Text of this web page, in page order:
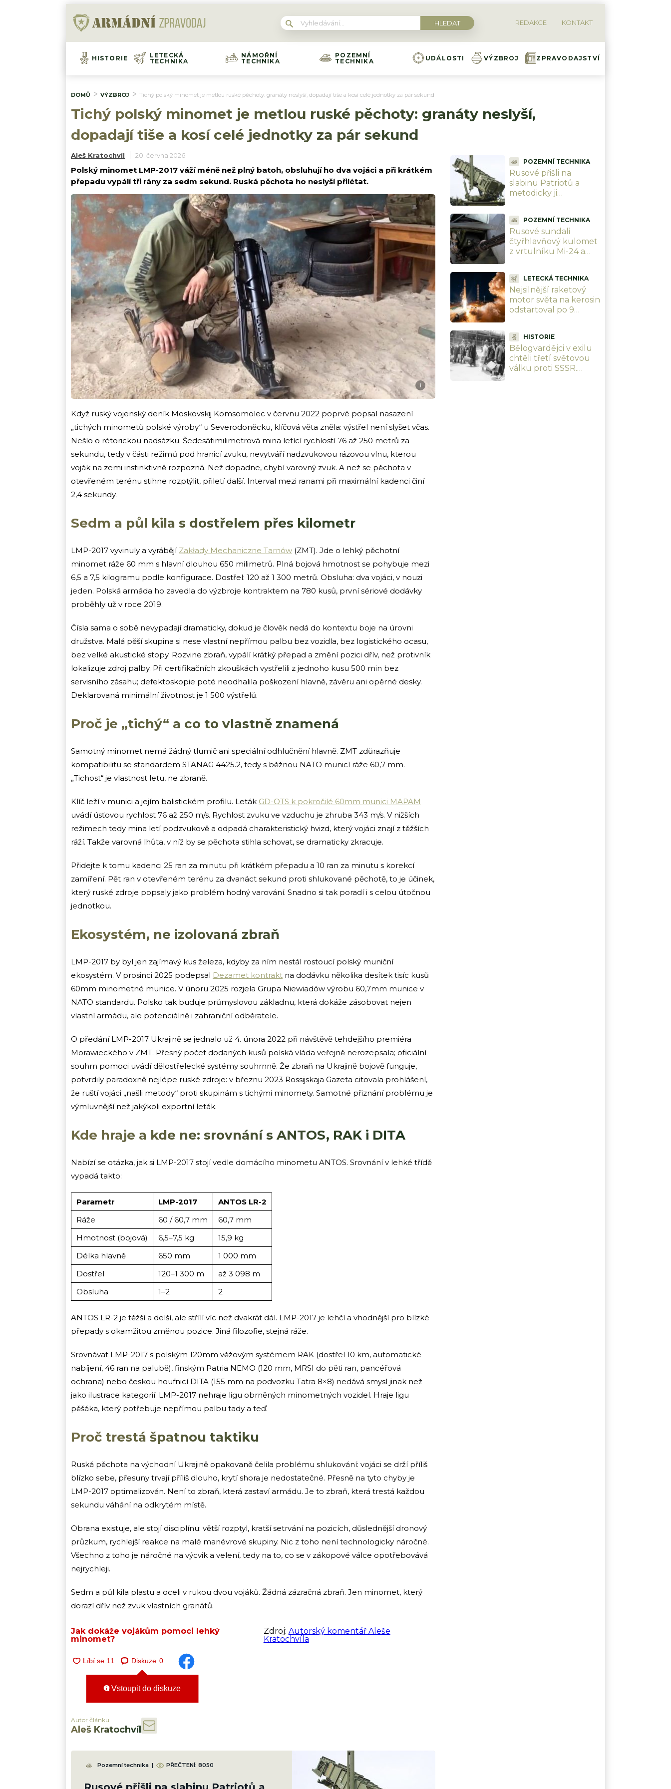
REDAKCE KONTAKT
HISTORIE
LETECKÁ
TECHNIKA
NÁMOŘNÍ
TECHNIKA
POZEMNÍ
TECHNIKA
UDÁLOSTI VÝZBROJ ZPRAVODAJSTVÍ
DOMŮ VÝZBROJ Tichý polský minomet je metlou ruské pěchoty: granáty neslyší, dopadají tiše a kosí celé jednotky za pár sekund
Tichý polský minomet je metlou ruské pěchoty: granáty neslyší,
dopadají tiše a kosí celé jednotky za pár sekund
Aleš Kratochvíl 20. června 2026
Polský minomet LMP-2017 váží méně než plný batoh, obsluhují ho dva vojáci a při krátkém
přepadu vypálí tři rány za sedm sekund. Ruská pěchota ho neslyší přilétat.
i
Když ruský vojenský deník Moskovskij Komsomolec v červnu 2022 poprvé popsal nasazení
„tichých minometů polské výroby“ u Severodoněcku, klíčová věta zněla: výstřel není slyšet včas.
Nešlo o rétorickou nadsázku. Šedesátimilimetrová mina letící rychlostí 76 až 250 metrů za
sekundu, tedy v části režimů pod hranicí zvuku, nevytváří nadzvukovou rázovou vlnu, kterou
voják na zemi instinktivně rozpozná. Než dopadne, chybí varovný zvuk. A než se pěchota v
otevřeném terénu stihne rozptýlit, přiletí další. Interval mezi ranami při maximální kadenci činí
2,4 sekundy.
Sedm a půl kila s dostřelem přes kilometr
LMP-2017 vyvinuly a vyrábějí Zakłady Mechaniczne Tarnów (ZMT). Jde o lehký pěchotní
minomet ráže 60 mm s hlavní dlouhou 650 milimetrů. Plná bojová hmotnost se pohybuje mezi
6,5 a 7,5 kilogramu podle konfigurace. Dostřel: 120 až 1 300 metrů. Obsluha: dva vojáci, v nouzi
jeden. Polská armáda ho zavedla do výzbroje kontraktem na 780 kusů, první sériové dodávky
proběhly už v roce 2019.
Čísla sama o sobě nevypadají dramaticky, dokud je člověk nedá do kontextu boje na úrovni
družstva. Malá pěší skupina si nese vlastní nepřímou palbu bez vozidla, bez logistického ocasu,
bez velké akustické stopy. Rozvine zbraň, vypálí krátký přepad a změní pozici dřív, než protivník
lokalizuje zdroj palby. Při certifikačních zkouškách vystřelili z jednoho kusu 500 min bez
servisního zásahu; defektoskopie poté neodhalila poškození hlavně, závěru ani opěrné desky.
Deklarovaná minimální životnost je 1 500 výstřelů.
Proč je „tichý“ a co to vlastně znamená
Samotný minomet nemá žádný tlumič ani speciální odhlučnění hlavně. ZMT zdůrazňuje
kompatibilitu se standardem STANAG 4425.2, tedy s běžnou NATO municí ráže 60,7 mm.
„Tichost“ je vlastnost letu, ne zbraně.
Klíč leží v munici a jejím balistickém profilu. Leták GD-OTS k pokročilé 60mm munici MAPAM
uvádí úsťovou rychlost 76 až 250 m/s. Rychlost zvuku ve vzduchu je zhruba 343 m/s. V nižších
režimech tedy mina letí podzvukově a odpadá charakteristický hvizd, který vojáci znají z těžších
ráží. Takže varovná lhůta, v níž by se pěchota stihla schovat, se dramaticky zkracuje.
Přidejte k tomu kadenci 25 ran za minutu při krátkém přepadu a 10 ran za minutu s korekcí
zamíření. Pět ran v otevřeném terénu za dvanáct sekund proti shlukované pěchotě, to je účinek,
který ruské zdroje popsaly jako problém hodný varování. Snadno si tak poradí i s celou útočnou
jednotkou.
Ekosystém, ne izolovaná zbraň
LMP-2017 by byl jen zajímavý kus železa, kdyby za ním nestál rostoucí polský muniční
ekosystém. V prosinci 2025 podepsal Dezamet kontrakt na dodávku několika desítek tisíc kusů
60mm minometné munice. V únoru 2025 rozjela Grupa Niewiadów výrobu 60,7mm munice v
NATO standardu. Polsko tak buduje průmyslovou základnu, která dokáže zásobovat nejen
vlastní armádu, ale potenciálně i zahraniční odběratele.
O předání LMP-2017 Ukrajině se jednalo už 4. února 2022 při návštěvě tehdejšího premiéra
Morawieckého v ZMT. Přesný počet dodaných kusů polská vláda veřejně nerozepsala; oficiální
souhrn pomoci uvádí dělostřelecké systémy souhrnně. Že zbraň na Ukrajině bojově funguje,
potvrdily paradoxně nejlépe ruské zdroje: v březnu 2023 Rossijskaja Gazeta citovala prohlášení,
že ruští vojáci „našli metody“ proti skupinám s tichými minomety. Samotné přiznání problému je
výmluvnější než jakýkoli exportní leták.
Kde hraje a kde ne: srovnání s ANTOS, RAK i DITA
Nabízí se otázka, jak si LMP-2017 stojí vedle domácího minometu ANTOS. Srovnání v lehké třídě
vypadá takto:
Parametr LMP-2017
ANTOS LR-2
Ráže
60 / 60,7 mm
60,7 mm
Hmotnost (bojová)
6,5–7,5 kg
15,9 kg
Délka hlavně
650 mm
1 000 mm
Dostřel
120–1 300 m
až 3 098 m
Obsluha
1–2 2
ANTOS LR-2 je těžší a delší, ale střílí víc než dvakrát dál. LMP-2017 je lehčí a vhodnější pro blízké
přepady s okamžitou změnou pozice. Jiná filozofie, stejná ráže.
Srovnávat LMP-2017 s polským 120mm věžovým systémem RAK (dostřel 10 km, automatické
nabíjení, 46 ran na palubě), finským Patria NEMO (120 mm, MRSI do pěti ran, pancéřová
ochrana) nebo českou houfnicí DITA (155 mm na podvozku Tatra 8×8) nedává smysl jinak než
jako ilustrace kategorií. LMP-2017 nehraje ligu obrněných minometných vozidel. Hraje ligu
pěšáka, který potřebuje nepřímou palbu tady a teď.
Proč trestá špatnou taktiku
Ruská pěchota na východní Ukrajině opakovaně čelila problému shlukování: vojáci se drží příliš
blízko sebe, přesuny trvají příliš dlouho, krytí shora je nedostatečné. Přesně na tyto chyby je
LMP-2017 optimalizován. Není to zbraň, která zastaví armádu. Je to zbraň, která trestá každou
sekundu váhání na odkrytém místě.
Obrana existuje, ale stojí disciplínu: větší rozptyl, kratší setrvání na pozicích, důslednější dronový
průzkum, rychlejší reakce na malé manévrové skupiny. Nic z toho není technologicky náročné.
Všechno z toho je náročné na výcvik a velení, tedy na to, co se v zákopové válce opotřebovává
nejrychleji.
Sedm a půl kila plastu a oceli v rukou dvou vojáků. Žádná zázračná zbraň. Jen minomet, který
dorazí dřív než zvuk vlastních granátů.
Jak dokáže vojákům pomoci lehký
minomet?
Zdroj: Autorský komentář Aleše
Kratochvíla
Diskuze 0
Vstoupit do diskuze
Autor článku
Aleš Kratochvíl
Pozemní technika | PŘEČTENÍ: 8050
POZEMNÍ TECHNIKA
Rusové přišli na
slabinu Patriotů a
metodicky ji
odporuPOZEMNÍ TECHNIKA
Rusové sundali
čtyřhlavňový kulomet
z vrtulníku Mi-24 a
příliš silný
LETECKÁ TECHNIKA
Nejsilnější raketový
motor světa na kerosin
odstartoval po 9
najednou
HISTORIE
Bělogvardějci v exilu
chtěli třetí světovou
válku proti SSSR.